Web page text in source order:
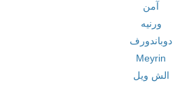
آمن
ورنیه
دوباندورف
Meyrin
الش ویل